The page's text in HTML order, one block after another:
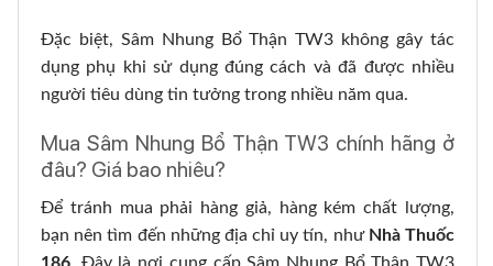
Đặc biệt, Sâm Nhung Bổ Thận TW3 không gây tác
dụng phụ khi sử dụng đúng cách và đã được nhiều
người tiêu dùng tin tưởng trong nhiều năm qua.
Mua Sâm Nhung Bổ Thận TW3 chính hãng ở
đâu? Giá bao nhiêu?
Để tránh mua phải hàng giả, hàng kém chất lượng,
bạn nên tìm đến những địa chỉ uy tín, như Nhà Thuốc